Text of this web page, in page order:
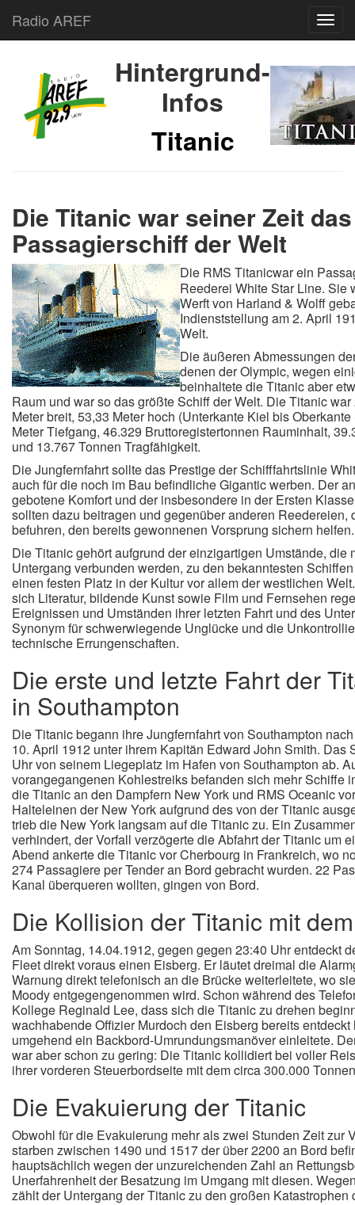
Radio AREF
Hintergrund-
Infos
Titanic
Die Titanic war seiner Zeit
Passagierschiff der Welt
Die RMS Titanicwar ein
Reederei White Star Line. Sie
Werft von Harland & Wolff
Indienststellung am 2. April
Welt.
Die äußeren Abmessungen
denen der Olympic, wegen
beinhaltete die Titanic aber
Raum und war so das größte Schiff der Welt. Die Titanic
Meter breit, 53,33 Meter hoch (Unterkante Kiel bis
Meter Tiefgang, 46.329 Bruttoregistertonnen Rauminhalt,
und 13.767 Tonnen Tragfähigkeit.
Die Jungfernfahrt sollte das Prestige der Schifffahrtslinie
auch für die noch im Bau befindliche Gigantic werben. Der
gebotene Komfort und der insbesondere in der Ersten
sollten dazu beitragen und gegenüber anderen Reedereien,
befuhren, den bereits gewonnenen Vorsprung sichern helfen.
Die Titanic gehört aufgrund der einzigartigen Umstände, die
Untergang verbunden werden, zu den bekanntesten
einen festen Platz in der Kultur vor allem der westlichen
sich Literatur, bildende Kunst sowie Film und Fernsehen
Ereignissen und Umständen ihrer letzten Fahrt und des
Synonym für schwerwiegende Unglücke und die
technische Errungenschaften.
Die erste und letzte Fahrt der
in Southampton
Die Titanic begann ihre Jungfernfahrt von Southampton
10. April 1912 unter ihrem Kapitän Edward John Smith. Das
Uhr von seinem Liegeplatz im Hafen von Southampton ab.
vorangegangenen Kohlestreiks befanden sich mehr Schiffe
die Titanic an den Dampfern New York und RMS Oceanic
Halteleinen der New York aufgrund des von der Titanic
trieb die New York langsam auf die Titanic zu. Ein
verhindert, der Vorfall verzögerte die Abfahrt der Titanic um
Abend ankerte die Titanic vor Cherbourg in Frankreich, wo
274 Passagiere per Tender an Bord gebracht wurden. 22
Kanal überqueren wollten, gingen von Bord.
Die Kollision der Titanic mit
Am Sonntag, 14.04.1912, gegen gegen 23:40 Uhr entdeckt
Fleet direkt voraus einen Eisberg. Er läutet dreimal die
Warnung direkt telefonisch an die Brücke weiterleitete, wo
Moody entgegengenommen wird. Schon während des
Kollege Reginald Lee, dass sich die Titanic zu drehen
wachhabende Offizier Murdoch den Eisberg bereits
umgehend ein Backbord-Umrundungsmanöver einleitete.
war aber schon zu gering: Die Titanic kollidiert bei voller
ihrer vorderen Steuerbordseite mit dem circa 300.000
Die Evakuierung der Titanic
Obwohl für die Evakuierung mehr als zwei Stunden Zeit zur
starben zwischen 1490 und 1517 der über 2200 an Bord
hauptsächlich wegen der unzureichenden Zahl an
Unerfahrenheit der Besatzung im Umgang mit diesen.
zählt der Untergang der Titanic zu den großen Katastrophen